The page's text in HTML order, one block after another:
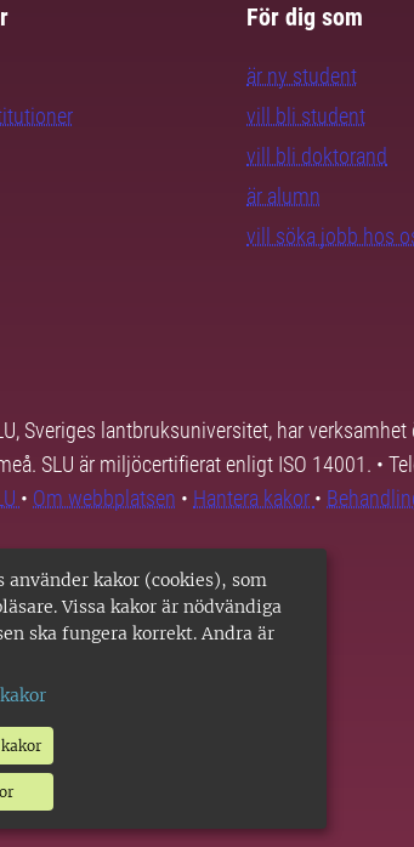
använder kakor (cookies), som
Vissa kakor är nödvändiga
ska fungera korrekt. Andra är
För dig som
är ny student
vill bli student
vill bli doktorand
är alumn
vill söka jobb hos
Sveriges lantbruksuniversitet, har
SLU är miljöcertifierat enligt ISO 14001. •
• Om webbplatsen • Hantera kakor •